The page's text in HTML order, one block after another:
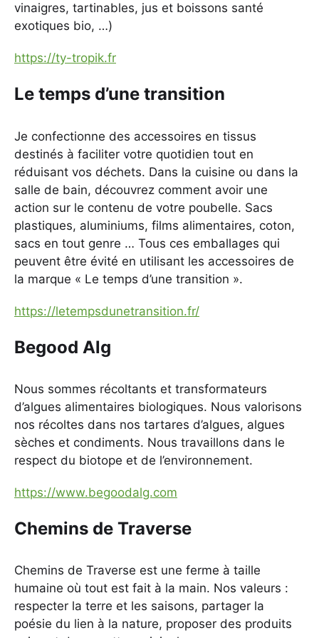
vinaigres, tartinables, jus et boissons santé
exotiques bio, …)
https://ty-tropik.fr
Le temps d’une transition
Je confectionne des accessoires en tissus
destinés à faciliter votre quotidien tout en
réduisant vos déchets. Dans la cuisine ou dans la
salle de bain, découvrez comment avoir une
action sur le contenu de votre poubelle. Sacs
plastiques, aluminiums, films alimentaires, coton,
sacs en tout genre … Tous ces emballages qui
peuvent être évité en utilisant les accessoires de
la marque « Le temps d’une transition ».
https://letempsdunetransition.fr/
Begood Alg
Nous sommes récoltants et transformateurs
d’algues alimentaires biologiques. Nous valorisons
nos récoltes dans nos tartares d’algues, algues
sèches et condiments. Nous travaillons dans le
respect du biotope et de l’environnement.
https://www.begoodalg.com
Chemins de Traverse
Chemins de Traverse est une ferme à taille
humaine où tout est fait à la main. Nos valeurs :
respecter la terre et les saisons, partager la
poésie du lien à la nature, proposer des produits